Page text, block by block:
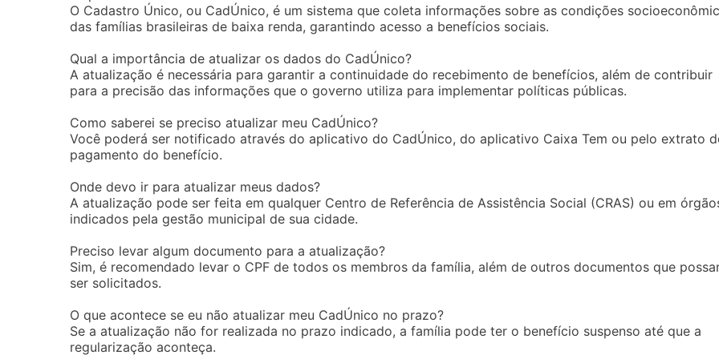
O Cadastro Único, ou CadÚnico, é um sistema que coleta informações sobre as condições
das famílias brasileiras de baixa renda, garantindo acesso a benefícios sociais.
Qual a importância de atualizar os dados do CadÚnico?
A atualização é necessária para garantir a continuidade do recebimento de benefícios, além de contribuir
para a precisão das informações que o governo utiliza para implementar políticas públicas.
Como saberei se preciso atualizar meu CadÚnico?
Você poderá ser notificado através do aplicativo do CadÚnico, do aplicativo Caixa Tem ou pelo extrato
pagamento do benefício.
Onde devo ir para atualizar meus dados?
A atualização pode ser feita em qualquer Centro de Referência de Assistência Social (CRAS) ou em
indicados pela gestão municipal de sua cidade.
Preciso levar algum documento para a atualização?
Sim, é recomendado levar o CPF de todos os membros da família, além de outros documentos que
ser solicitados.
O que acontece se eu não atualizar meu CadÚnico no prazo?
Se a atualização não for realizada no prazo indicado, a família pode ter o benefício suspenso até que a
regularização aconteça.